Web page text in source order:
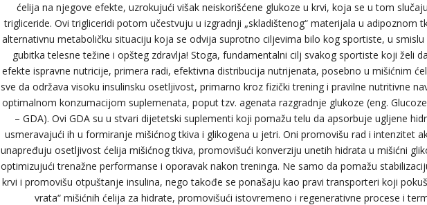
ćelija na njegove efekte, uzrokujući višak neiskorišćene glukoze u krvi, koja se u tom
trigliceride. Ovi trigliceridi potom učestvuju u izgradnji „skladištenog“ materijala u adipoznom
alternativnu metaboličku situaciju koja se odvija suprotno ciljevima bilo kog sportiste, u smislu
gubitka telesne težine i opšteg zdravlja! Stoga, fundamentalni cilj svakog sportiste koji želi
efekte ispravne nutricije, primera radi, efektivna distribucija nutrijenata, posebno u mišićnim
sve da održava visoku insulinsku osetljivost, primarno kroz fizički trening i pravilne nutritivne
optimalnom konzumacijom suplemenata, poput tzv. agenata razgradnje glukoze (eng.
– GDA). Ovi GDA su u stvari dijetetski suplementi koji pomažu telu da apsorbuje ugljene
usmeravajući ih u formiranje mišićnog tkiva i glikogena u jetri. Oni promovišu rad i intenzitet
unapređuju osetljivost ćelija mišićnog tkiva, promovišući konverziju unetih hidrata u mišićni
optimizujući trenažne performanse i oporavak nakon treninga. Ne samo da pomažu
krvi i promovišu otpuštanje insulina, nego takođe se ponašaju kao pravi transporteri koji
vrata“ mišićnih ćelija za hidrate, promovišući istovremeno i regenerativne procese i